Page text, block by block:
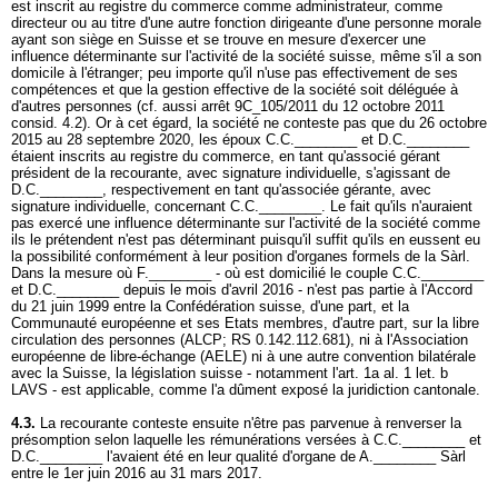
est inscrit au registre du commerce comme administrateur, comme
directeur ou au titre d'une autre fonction dirigeante d'une personne morale
ayant son siège en Suisse et se trouve en mesure d'exercer une
influence déterminante sur l'activité de la société suisse, même s'il a son
domicile à l'étranger; peu importe qu'il n'use pas effectivement de ses
compétences et que la gestion effective de la société soit déléguée à
d'autres personnes (cf. aussi arrêt 9C_105/2011 du 12 octobre 2011
consid. 4.2). Or à cet égard, la société ne conteste pas que du 26 octobre
2015 au 28 septembre 2020, les époux C.C.________ et D.C.________
étaient inscrits au registre du commerce, en tant qu'associé gérant
président de la recourante, avec signature individuelle, s'agissant de
D.C.________, respectivement en tant qu'associée gérante, avec
signature individuelle, concernant C.C.________. Le fait qu'ils n'auraient
pas exercé une influence déterminante sur l'activité de la société comme
ils le prétendent n'est pas déterminant puisqu'il suffit qu'ils en eussent eu
la possibilité conformément à leur position d'organes formels de la Sàrl.
Dans la mesure où F.________ - où est domicilié le couple C.C.________
et D.C.________ depuis le mois d'avril 2016 - n'est pas partie à l'Accord
du 21 juin 1999 entre la Confédération suisse, d'une part, et la
Communauté européenne et ses Etats membres, d'autre part, sur la libre
circulation des personnes (ALCP; RS 0.142.112.681), ni à l'Association
européenne de libre-échange (AELE) ni à une autre convention bilatérale
avec la Suisse, la législation suisse - notamment l'art. 1a al. 1 let. b
LAVS - est applicable, comme l'a dûment exposé la juridiction cantonale.
4.3. La recourante conteste ensuite n'être pas parvenue à renverser la
présomption selon laquelle les rémunérations versées à C.C.________ et
D.C.________ l'avaient été en leur qualité d'organe de A.________ Sàrl
entre le 1er juin 2016 au 31 mars 2017.